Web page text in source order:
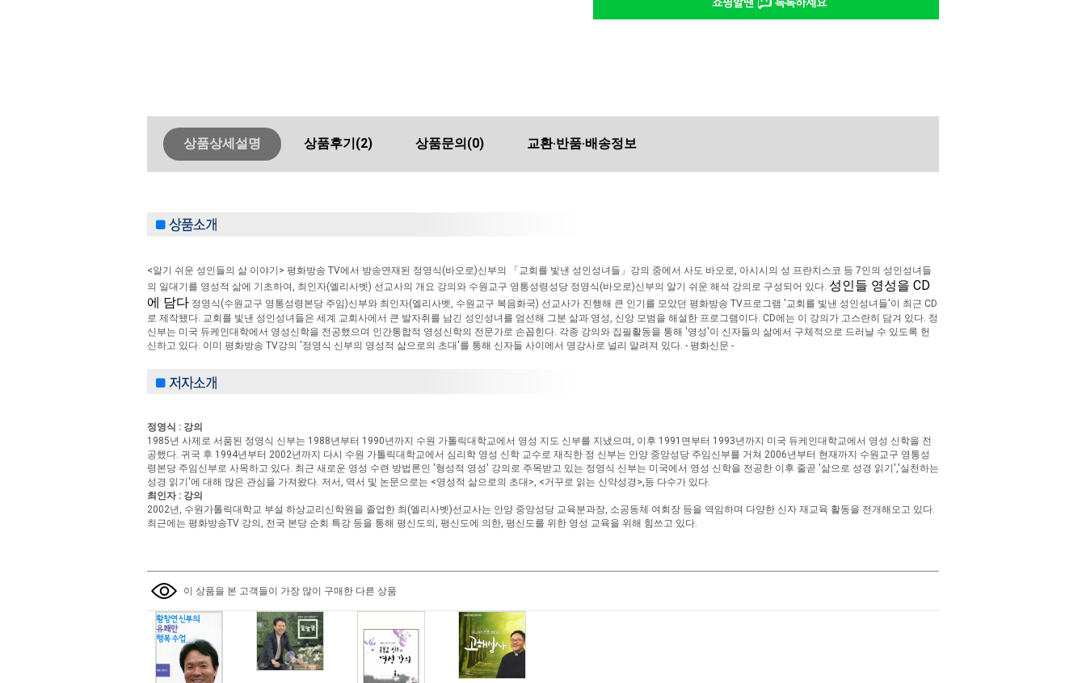
상품상세설명 상품후기(2) 상품문의(0) 교환·반품·배송정보
<알기 쉬운 성인들의 삶 이야기> 평화방송 TV에서 방송연재된 정영식(바오로)신부의 「교회를 빛낸 성인성녀들」강의 중에서 사도 바오로, 아시시의 성 프란치스코 등 7인의 성인성녀들
의 일대기를 영성적 삶에 기초하여, 최인자(엘리사벳) 선교사의 개요 강의와 수원교구 영통성령성당 정영식(바오로)신부의 알기 쉬운 해석 강의로 구성되어 있다. 성인들 영성을 CD
에 담다 정영식(수원교구 영통성령본당 주임)신부와 최인자(엘리사벳, 수원교구 복음화국) 선교사가 진행해 큰 인기를 모았던 평화방송 TV프로그램 '교회를 빛낸 성인성녀들'이 최근 CD
로 제작됐다. 교회를 빛낸 성인성녀들은 세계 교회사에서 큰 발자취를 남긴 성인성녀를 엄선해 그분 삶과 영성, 신앙 모범을 해설한 프로그램이다. CD에는 이 강의가 고스란히 담겨 있다. 정
신부는 미국 듀케인대학에서 영성신학을 전공했으며 인간통합적 영성신학의 전문가로 손꼽힌다. 각종 강의와 집필활동을 통해 '영성'이 신자들의 삶에서 구체적으로 드러날 수 있도록 헌
신하고 있다. 이미 평화방송 TV강의 '정영식 신부의 영성적 삶으로의 초대'를 통해 신자들 사이에서 명강사로 널리 알려져 있다. - 평화신문 -
정영식 : 강의
1985년 사제로 서품된 정영식 신부는 1988년부터 1990년까지 수원 가톨릭대학교에서 영성 지도 신부를 지냈으며, 이후 1991면부터 1993년까지 미국 듀케인대학교에서 영성 신학을 전
공했다. 귀국 후 1994년부터 2002년까지 다시 수원 가톨릭대학교에서 심리학 영성 신학 교수로 재직한 정 신부는 안양 중앙성당 주임신부를 거쳐 2006년부터 현재까지 수원교구 영통성
령본당 주임신부로 사목하고 있다. 최근 새로운 영성 수련 방법론인 '형성적 영성' 강의로 주목받고 있는 정영식 신부는 미국에서 영성 신학을 전공한 이후 줄곧 '삶으로 성경 읽기','실천하는
성경 읽기'에 대해 많은 관심을 가져왔다. 저서, 역서 및 논문으로는 <영성적 삶으로의 초대>, <거꾸로 읽는 신약성경>,등 다수가 있다.
최인자 : 강의
2002년, 수원가톨릭대학교 부설 하상교리신학원을 졸업한 최(엘리사벳)선교사는 안양 중앙성당 교육분과장, 소공동체 여회장 등을 역임하며 다양한 신자 재교육 활동을 전개해오고 있다.
최근에는 평화방송TV 강의, 전국 본당 순회 특강 등을 통해 평신도의, 평신도에 의한, 평신도를 위한 영성 교육을 위해 힘쓰고 있다.
이 상품을 본 고객들이 가장 많이 구매한 다른 상품